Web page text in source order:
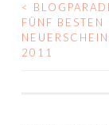
<
FÜNF BESTEN
2011